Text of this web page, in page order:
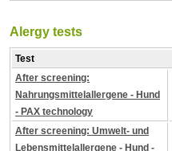
Alergy tests
Test
After screening:
Nahrungsmittelallergene - Hund
- PAX technology
After screening: Umwelt- und
Lebensmittelallergene - Hund -